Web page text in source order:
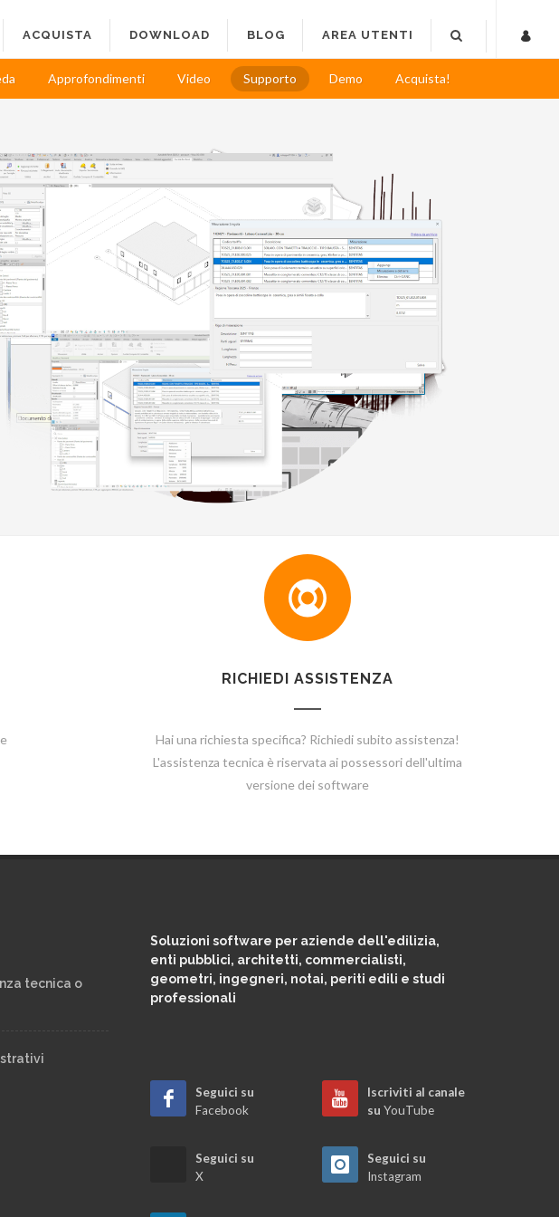
ACQUISTA DOWNLOAD BLOG AREA UTENTI
Approfondimenti Video Supporto Demo Acquista!
RICHIEDI ASSISTENZA
Hai una richiesta specifica? Richiedi subito assistenza!
L'assistenza tecnica è riservata ai possessori dell'ultima
versione dei software
tecnica o
Soluzioni software per aziende dell'edilizia,
enti pubblici, architetti, commercialisti,
geometri, ingegneri, notai, periti edili e studi
professionali
Seguici su
Facebook
Iscriviti al canale
su YouTube
Seguici su
X
Seguici su
Instagram